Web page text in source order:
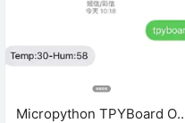
Micropython TPYBoard OA